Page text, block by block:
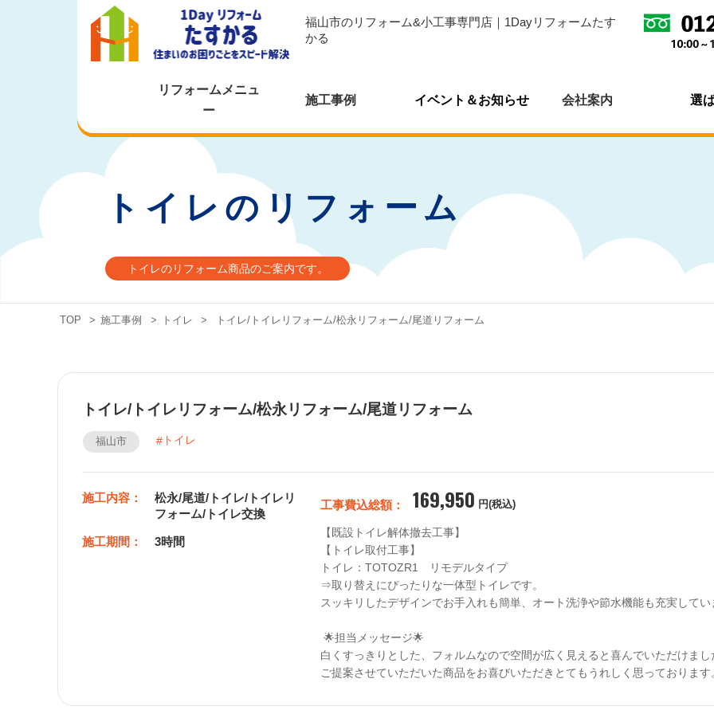
福山市のリフォーム&小工事専門店｜1Dayリフォームたす
かる
リフォームメニュ
ー
施工事例 イベント＆お知らせ 会社案内 選
トイレのリフォーム
トイレのリフォーム商品のご案内です。
TOP > 施工事例 > トイレ > トイレ/トイレリフォーム/松永リフォーム/尾道リフォーム
トイレ/トイレリフォーム/松永リフォーム/尾道リフォーム
福山市 トイレ
施工内容：
松永/尾道/トイレ/トイレリ
フォーム/トイレ交換
施工期間： 3時間
工事費込総額： 169,950 円(税込)
【既設トイレ解体撤去工事】
【トイレ取付工事】
トイレ：TOTOZR1　リモデルタイプ
⇒取り替えにぴったりな一体型トイレです。
スッキリしたデザインでお手入れも簡単、オート洗浄や節水機能も充実してい
🌟担当メッセージ🌟
白くすっきりとした、フォルムなので空間が広く見えると喜んでいただけまし